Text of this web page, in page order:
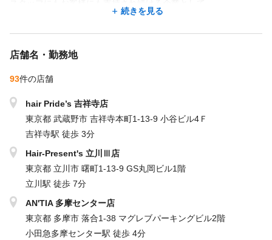
働き方、お給料、休日の日数、福利厚生、など
何がベストなのかをチャレンジし続けています！
可能です★
ができます。
家庭重視、子育てをしながら、ダブルワークをしたい方。
幅広い年齢の⼈が「安心安定」して⻑く働くことができます！
★ポイント➁：⾝近なサロンを⽬指しているため、集客⼒も◎ ★
全店舗が通勤便利な駅近サロンです！
地域密着のプチプラサロンなので、お客様は男女を問わず、年齢
層も広いので、
スタイル作りやお客様との会話も常に飽きることなく吸収できる
続きを見る
店舗名・勤務地
93件の店舗
hair Pride’s 吉祥寺店
東京都 武蔵野市 吉祥寺本町1-13-9 小谷ビル4Ｆ
吉祥寺駅 徒歩 3分
Hair-Present's 立川Ⅲ店
東京都 立川市 曙町1-13-9 GS丸岡ビル1階
立川駅 徒歩 7分
AN'TIA 多摩センター店
東京都 多摩市 落合1-38 マグレブパーキングビル2階
小田急多摩センター駅 徒歩 4分